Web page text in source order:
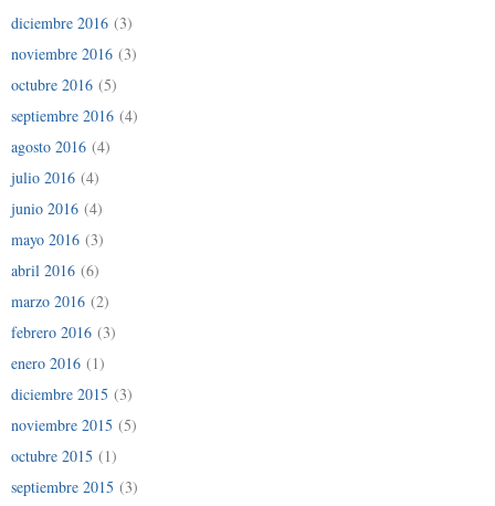
diciembre 2016 (3)
noviembre 2016 (3)
octubre 2016 (5)
septiembre 2016 (4)
agosto 2016 (4)
julio 2016 (4)
junio 2016 (4)
mayo 2016 (3)
abril 2016 (6)
marzo 2016 (2)
febrero 2016 (3)
enero 2016 (1)
diciembre 2015 (3)
noviembre 2015 (5)
octubre 2015 (1)
septiembre 2015 (3)